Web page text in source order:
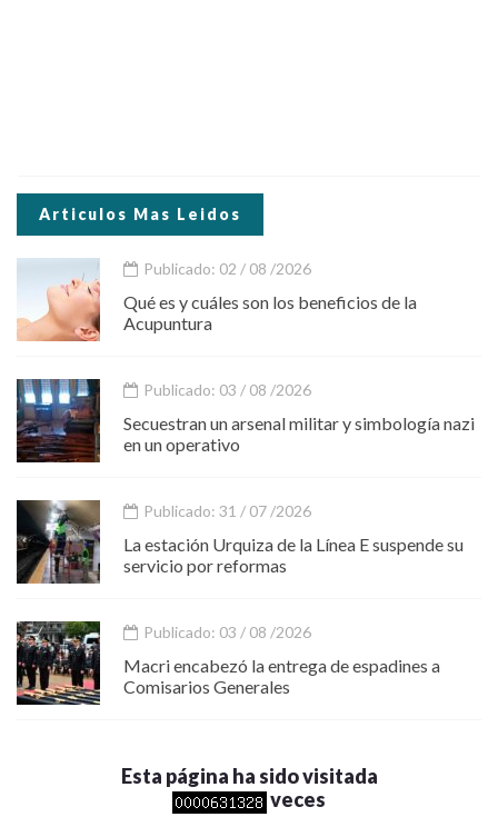
Articulos Mas Leidos
Publicado: 02 / 08 /2026
Qué es y cuáles son los beneficios de la
Acupuntura
Publicado: 03 / 08 /2026
Secuestran un arsenal militar y simbología nazi
en un operativo
Publicado: 31 / 07 /2026
La estación Urquiza de la Línea E suspende su
servicio por reformas
Publicado: 03 / 08 /2026
Macri encabezó la entrega de espadines a
Comisarios Generales
Esta página ha sido visitada
veces